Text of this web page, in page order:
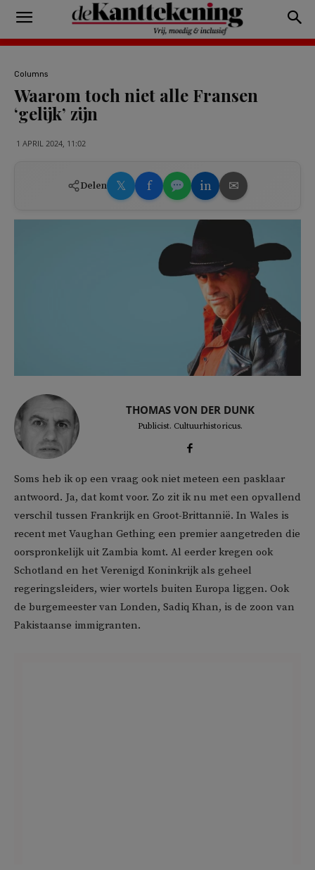
Columns
Waarom toch niet alle Fransen
‘gelijk’ zijn
1 APRIL 2024, 11:02
Delen 𝕏 f in ✉
THOMAS VON DER DUNK
Publicist. Cultuurhistoricus.
Soms heb ik op een vraag ook niet meteen een pasklaar
antwoord. Ja, dat komt voor. Zo zit ik nu met een opvallend
verschil tussen Frankrijk en Groot-Brittannië. In Wales is
recent met Vaughan Gething een premier aangetreden die
oorspronkelijk uit Zambia komt. Al eerder kregen ook
Schotland en het Verenigd Koninkrijk als geheel
regeringsleiders, wier wortels buiten Europa liggen. Ook
de burgemeester van Londen, Sadiq Khan, is de zoon van
Pakistaanse immigranten.